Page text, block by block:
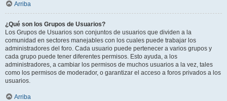
Arriba
¿Qué son los Grupos de Usuarios?
Los Grupos de Usuarios son conjuntos de usuarios que dividen a la
comunidad en sectores manejables con los cuales puede trabajar los
administradores del foro. Cada usuario puede pertenecer a varios grupos y
cada grupo puede tener diferentes permisos. Esto ayuda, a los
administradores, a cambiar los permisos de muchos usuarios a la vez, tales
como los permisos de moderador, o garantizar el acceso a foros privados a los
usuarios.
Arriba